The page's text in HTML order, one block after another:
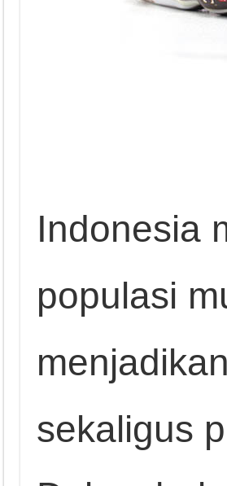
Indonesia
populasi
sekaligus